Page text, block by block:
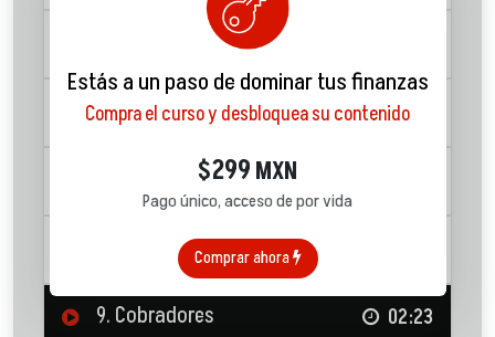
5. ¿Cómo operan los bancos?
6. El buró de crédito 07:31
7. Evaluación financiera
8. Hábitos
9. Cobradores 02:23
Estás a un paso de dominar tus finanzas
Compra el curso y desbloquea su contenido
$299 MXN
Pago único, acceso de por vida
Comprar ahora